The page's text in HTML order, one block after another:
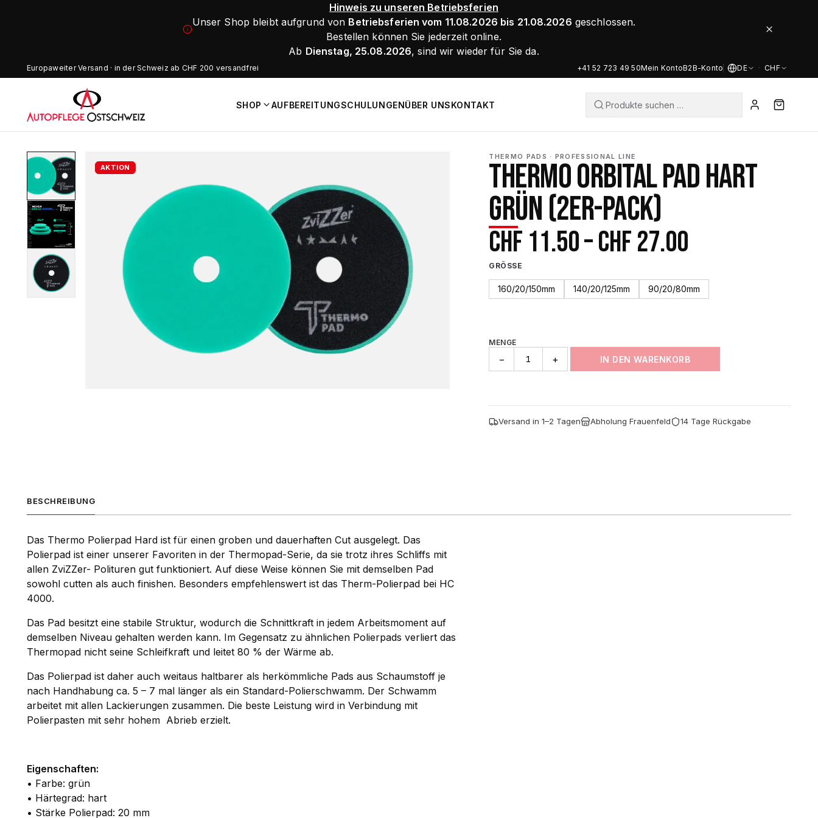
Hinweis zu unseren Betriebsferien
Unser Shop bleibt aufgrund von Betriebsferien vom 11.08.2026 bis 21.08.2026 geschlossen.
Bestellen können Sie jederzeit online.
Ab Dienstag, 25.08.2026, sind wir wieder für Sie da.
Europaweiter Versand · in der Schweiz ab CHF 200 versandfrei +41 52 723 49 50Mein KontoB2B-Konto DE · CHF
SHOP AUFBEREITUNGSCHULUNGENÜBER UNSKONTAKT
AKTION
THERMO PADS · PROFESSIONAL LINE
THERMO ORBITAL PAD HART
GRÜN (2ER-PACK)
CHF 11.50–CHF27.00
CHF 11.50
bis
GRÖSSE
160/20/150mm 140/20/125mm 90/20/80mm
MENGE
−
Grün
(2Er-
+ IN DEN WARENKORB
Versand in 1–2 Tagen Abholung Frauenfeld 14 Tage Rückgabe
BESCHREIBUNG
Das Thermo Polierpad Hard ist für einen groben und dauerhaften Cut ausgelegt. Das
Polierpad ist einer unserer Favoriten in der Thermopad-Serie, da sie trotz ihres Schliffs mit
allen ZviZZer- Polituren gut funktioniert. Auf diese Weise können Sie mit demselben Pad
sowohl cutten als auch finishen. Besonders empfehlenswert ist das Therm-Polierpad bei HC
4000.
Das Pad besitzt eine stabile Struktur, wodurch die Schnittkraft in jedem Arbeitsmoment auf
demselben Niveau gehalten werden kann. Im Gegensatz zu ähnlichen Polierpads verliert das
Thermopad nicht seine Schleifkraft und leitet 80 % der Wärme ab.
Das Polierpad ist daher auch weitaus haltbarer als herkömmliche Pads aus Schaumstoff je
nach Handhabung ca. 5 – 7 mal länger als ein Standard-Polierschwamm. Der Schwamm
arbeitet mit allen Lackierungen zusammen. Die beste Leistung wird in Verbindung mit
Polierpasten mit sehr hohem Abrieb erzielt.
Eigenschaften:
• Farbe: grün
• Härtegrad: hart
• Stärke Polierpad: 20 mm